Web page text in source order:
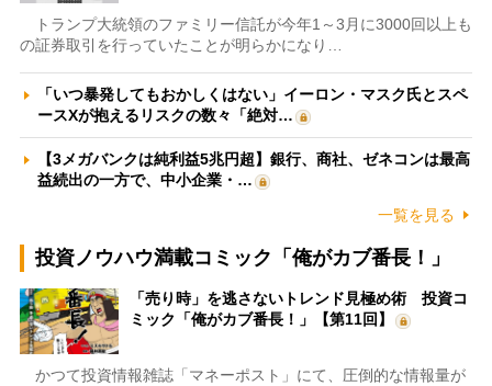
トランプ大統領のファミリー信託が今年1～3月に3000回以上も
の証券取引を行っていたことが明らかになり…
「いつ暴発してもおかしくはない」イーロン・マスク氏とスペ
ースXが抱えるリスクの数々「絶対…
【3メガバンクは純利益5兆円超】銀行、商社、ゼネコンは最高
益続出の一方で、中小企業・…
一覧を見る
投資ノウハウ満載コミック「俺がカブ番長！」
「売り時」を逃さないトレンド見極め術 投資コ
ミック「俺がカブ番長！」【第11回】
かつて投資情報雑誌「マネーポスト」にて、圧倒的な情報量が